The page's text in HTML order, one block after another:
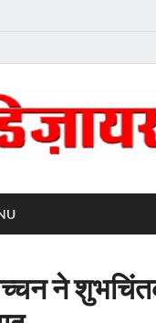
ने